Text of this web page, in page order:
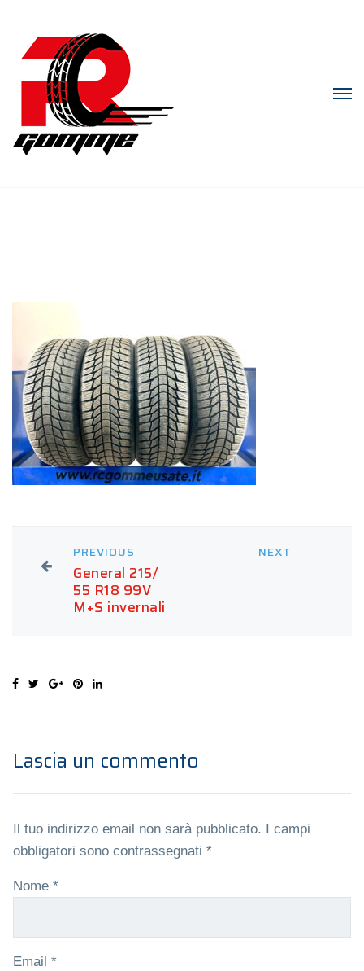
PREVIOUS
General 215/
55 R18 99V
M+S invernali
NEXT
Lascia un commento
Il tuo indirizzo email non sarà pubblicato.
I campi
obbligatori sono contrassegnati *
Nome *
Email *